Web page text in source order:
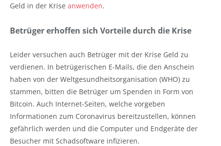
Geld in der Krise anwenden.
Betrüger erhoffen sich Vorteile durch die Krise
Leider versuchen auch Betrüger mit der Krise Geld zu
verdienen. In betrügerischen E-Mails, die den Anschein
haben von der Weltgesundheitsorganisation (WHO) zu
stammen, bitten die Betrüger um Spenden in Form von
Bitcoin. Auch Internet-Seiten, welche vorgeben
Informationen zum Coronavirus bereitzustellen, können
gefährlich werden und die Computer und Endgeräte der
Besucher mit Schadsoftware infizieren.